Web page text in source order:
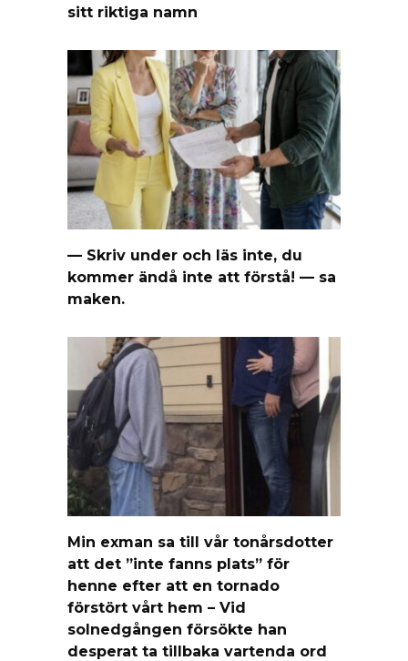
sitt riktiga namn
— Skriv under och läs inte, du
kommer ändå inte att förstå! — sa
maken.
Min exman sa till vår tonårsdotter
att det ”inte fanns plats” för
henne efter att en tornado
förstört vårt hem – Vid
solnedgången försökte han
desperat ta tillbaka vartenda ord